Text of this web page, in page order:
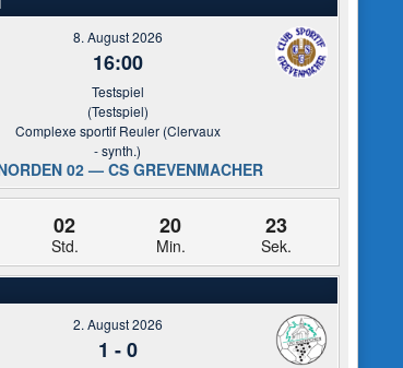
8. August 2026
16:00
Testspiel
(Testspiel)
Complexe sportif Reuler (Clervaux
- synth.)
02 — CS GREVENMACHER
02
Std.
20
Min.
22
Sek.
2. August 2026
1 -0